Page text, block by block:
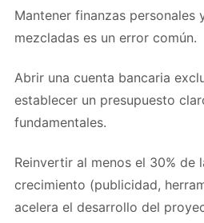
Mantener finanzas personales
mezcladas es un error común.
Abrir una cuenta bancaria
establecer un presupuesto
fundamentales.
Reinvertir al menos el 30% de
crecimiento (publicidad,
acelera el desarrollo del